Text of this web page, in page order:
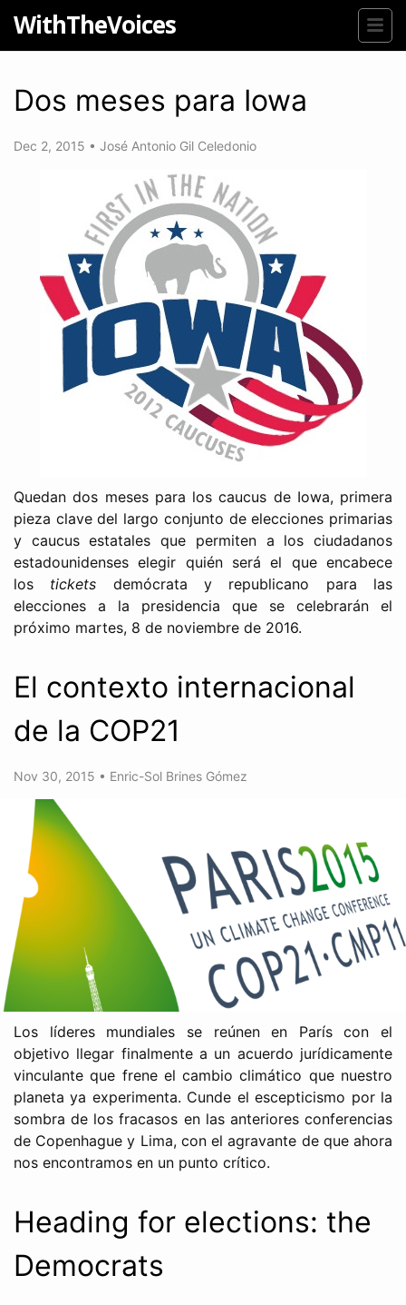
WithTheVoices
Dos meses para Iowa
Dec 2, 2015 • José Antonio Gil Celedonio
Quedan dos meses para los caucus de Iowa, primera
pieza clave del largo conjunto de elecciones primarias
y caucus estatales que permiten a los ciudadanos
estadounidenses elegir quién será el que encabece
los tickets demócrata y republicano para las
elecciones a la presidencia que se celebrarán el
próximo martes, 8 de noviembre de 2016.
El contexto internacional
de la COP21
Nov 30, 2015 • Enric-Sol Brines Gómez
Los líderes mundiales se reúnen en París con el
objetivo llegar finalmente a un acuerdo jurídicamente
vinculante que frene el cambio climático que nuestro
planeta ya experimenta. Cunde el escepticismo por la
sombra de los fracasos en las anteriores conferencias
de Copenhague y Lima, con el agravante de que ahora
nos encontramos en un punto crítico.
Heading for elections: the
Democrats